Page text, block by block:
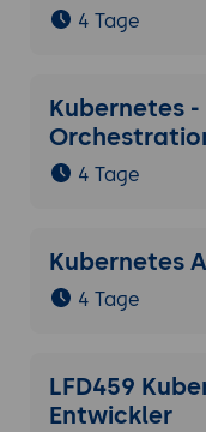
4 Tage
Kubernetes
4 Tage
Kubernetes
4 Tage
LFD459
Entwickler